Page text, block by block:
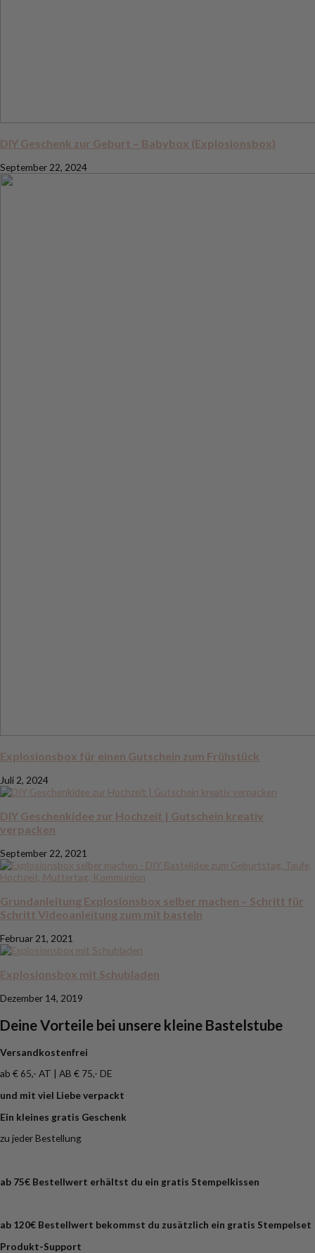
DIY Geschenk zur Geburt – Babybox (Explosionsbox)
September 22, 2024
Explosionsbox für einen Gutschein zum Frühstück
Juli 2, 2024
DIY Geschenkidee zur Hochzeit | Gutschein kreativ
verpacken
September 22, 2021
Grundanleitung Explosionsbox selber machen – Schritt für
Schritt Videoanleitung zum mit basteln
Februar 21, 2021
Explosionsbox mit Schubladen
Dezember 14, 2019
Deine Vorteile bei unsere kleine Bastelstube
Versandkostenfrei
ab € 65,- AT | AB € 75,- DE
und mit viel Liebe verpackt
Ein kleines gratis Geschenk
zu jeder Bestellung
ab 75€ Bestellwert erhältst du ein gratis Stempelkissen
ab 120€ Bestellwert bekommst du zusätzlich ein gratis Stempelset
Produkt-Support